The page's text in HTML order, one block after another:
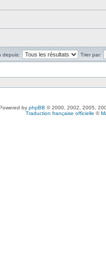
depuis:
Trier par:
by phpBB © 2000, 2002, 2005,
Traduction française officielle ©